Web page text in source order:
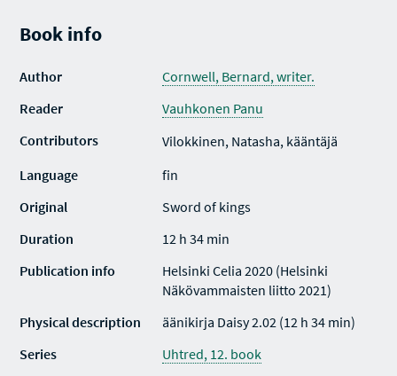
Book info
Author
Cornwell, Bernard, writer.
Reader
Vauhkonen Panu
Contributors
Vilokkinen, Natasha, kääntäjä
Language
fin
Original
Sword of kings
Duration
12 h 34 min
Publication info
Helsinki Celia 2020 (Helsinki
Näkövammaisten liitto 2021)
Physical description
äänikirja Daisy 2.02 (12 h 34 min)
Series
Uhtred, 12. book